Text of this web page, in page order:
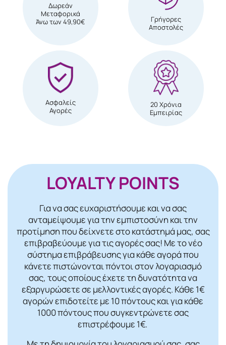
Δωρεάν
Μεταφορικά
Άνω των 49,90€
Γρήγορες
Αποστολές
Ασφαλείς
Αγορές
20 Χρόνια
Εμπειρίας
LOYALTY POINTS
Για να σας ευχαριστήσουμε και να σας
ανταμείψουμε για την εμπιστοσύνη και την
προτίμηση που δείχνετε στο κατάστημά μας, σας
επιβραβεύουμε για τις αγορές σας! Mε το νέο
σύστημα επιβράβευσης για κάθε αγορά που
κάνετε πιστώνονται πόντοι στον λογαριασμό
σας, τους οποίους έχετε τη δυνατότητα να
εξαργυρώσετε σε μελλοντικές αγορές. Κάθε 1€
αγορών επιδοτείτε με 10 πόντους και για κάθε
1000 πόντους που συγκεντρώνετε σας
επιστρέφουμε 1€.